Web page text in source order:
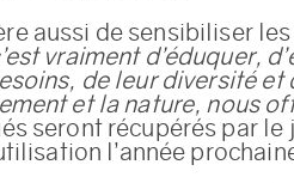
aussi de sensibiliser
vraiment d’éduquer,
de leur diversité
et la nature, nous
seront récupérés par
l’année